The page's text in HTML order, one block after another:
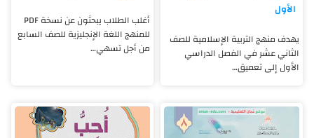
الأول
يهدف منهج التربية الإسلامية للصف
الثاني عشر في الفصل الدراسي
الأول إلى تعميق…
أغلب الطلاب يبحثون عن نسخة PDF
للمنهج اللغة الإنجليزية للصف السابع
من أجل تسهي…